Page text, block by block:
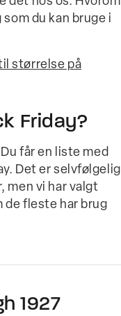
du kan bruge i
størrelse på
Friday?
får en liste med
Det er selvfølgelig
men vi har valgt
de fleste har brug
1927